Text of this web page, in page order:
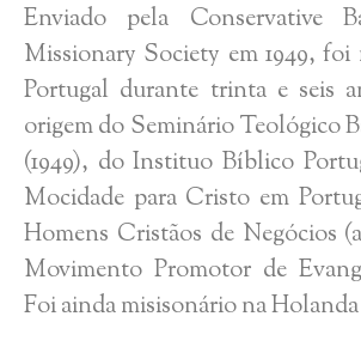
Enviado pela Conservative
Missionary Society em 1949, foi
Portugal durante trinta e seis
origem do Seminário Teológico
(1949), do Instituo Bíblico
Mocidade para Cristo em
Homens Cristãos de Negócios
Movimento Promotor de
Foi ainda misisonário na